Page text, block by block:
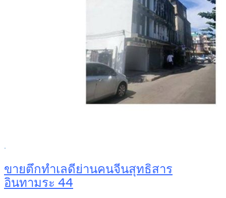
.
ขายตึกทำเลดีย่านคนจีนสุทธิสาร
อินทามระ 44